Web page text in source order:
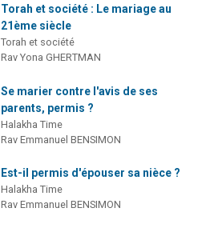
Torah et société : Le mariage au
21ème siècle
Torah et société
Rav Yona GHERTMAN
Se marier contre l'avis de ses
parents, permis ?
Halakha Time
Rav Emmanuel BENSIMON
Est-il permis d'épouser sa nièce ?
Halakha Time
Rav Emmanuel BENSIMON